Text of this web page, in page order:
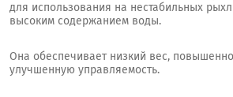
для использования на нестабильных
высоким содержанием воды.
Она обеспечивает низкий вес,
улучшенную управляемость.